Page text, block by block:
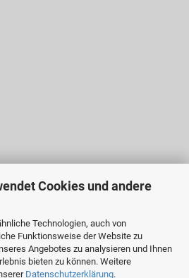
Cookies und andere
Technologien, auch von
Funktionsweise der Website zu
Angebotes zu analysieren und Ihnen
bieten zu können. Weitere
Datenschutzerklärung.